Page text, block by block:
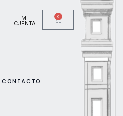
MI
CUENTA
0
CONTACTO